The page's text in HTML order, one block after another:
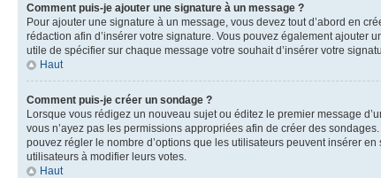
Comment puis-je ajouter une signature à un message ?
Pour ajouter une signature à un message, vous devez tout d’abord en
rédaction afin d’insérer votre signature. Vous pouvez également ajouter
utile de spécifier sur chaque message votre souhait d’insérer votre
Haut
Comment puis-je créer un sondage ?
Lorsque vous rédigez un nouveau sujet ou éditez le premier message
vous n’ayez pas les permissions appropriées afin de créer des
pouvez régler le nombre d’options que les utilisateurs peuvent insérer
utilisateurs à modifier leurs votes.
Haut